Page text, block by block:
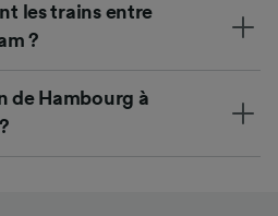
les trains entre
?
de Hambourg à